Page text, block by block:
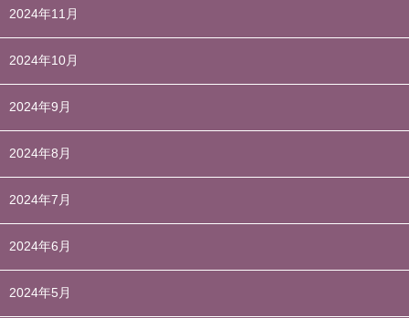
2024年11月
2024年10月
2024年9月
2024年8月
2024年7月
2024年6月
2024年5月